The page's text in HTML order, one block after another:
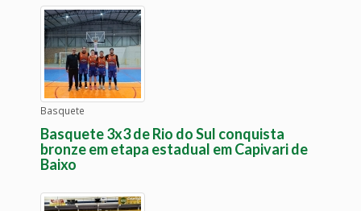
Basquete
Basquete 3x3 de Rio do Sul conquista
bronze em etapa estadual em Capivari de
Baixo